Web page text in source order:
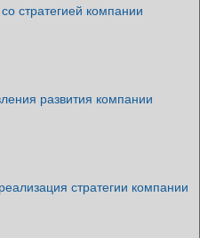
стратегией компании
развития компании
стратегии компании